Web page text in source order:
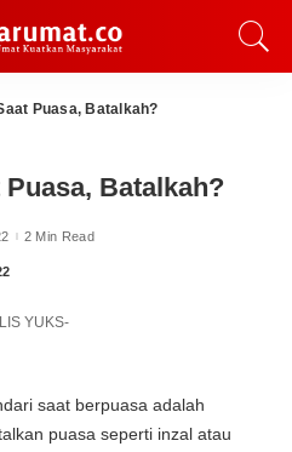
Puasa, Batalkah?
Batalkah?
2 Min Read
YUKS-
saat berpuasa adalah
puasa seperti inzal atau